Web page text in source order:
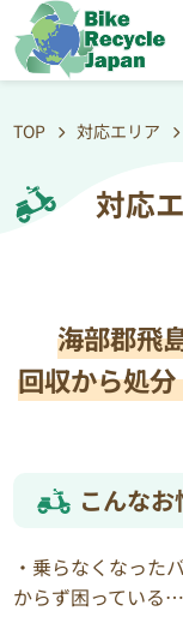
TOP 対応エリア
対応
海部郡飛
回収から処
こんな
・乗らなくなった
からず困っている…